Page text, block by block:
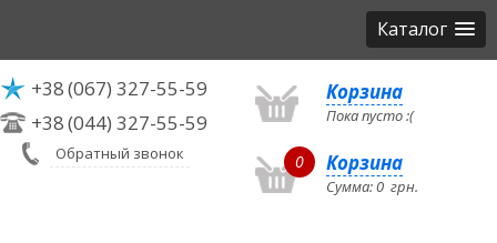
Каталог
+38(067) 327-55-59
+38(044) 327-55-59
Обратный звонок
Корзина
Пока пусто :(
0 Корзина
Сумма:0 грн.